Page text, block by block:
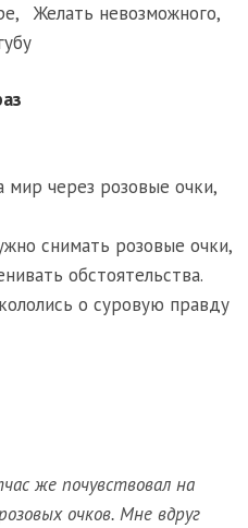
, Желать невозможного,
через розовые очки,
снимать розовые очки,
обстоятельства.
о суровую правду
же почувствовал на
очков. Мне вдруг